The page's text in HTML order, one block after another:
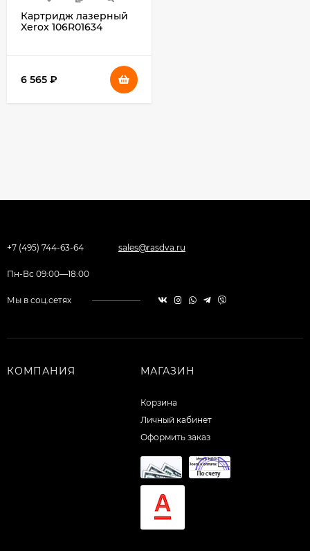
Картридж лазерный
Xerox 106R01634
6 565 ₽
+7 (495) 744-63-64 sales@rasdva.ru
Пн-Вс 09:00—18:00
Мы в соц.сетях
КОМПАНИЯ МАГАЗИН
Корзина
Личный кабинет
Оформить заказ